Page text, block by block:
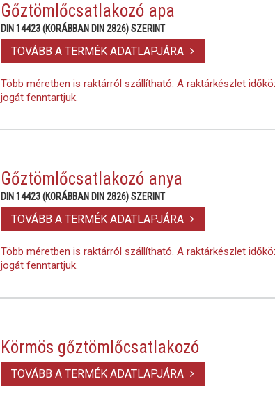
Gőztömlőcsatlakozó apa
DIN 14423 (KORÁBBAN DIN 2826) SZERINT
TOVÁBB A TERMÉK ADATLAPJÁRA
Több méretben is raktárról szállítható. A raktárkészlet
jogát fenntartjuk.
Gőztömlőcsatlakozó anya
DIN 14423 (KORÁBBAN DIN 2826) SZERINT
TOVÁBB A TERMÉK ADATLAPJÁRA
Több méretben is raktárról szállítható. A raktárkészlet
jogát fenntartjuk.
Körmös gőztömlőcsatlakozó
TOVÁBB A TERMÉK ADATLAPJÁRA